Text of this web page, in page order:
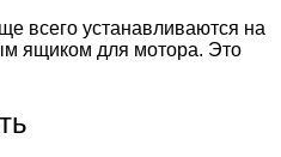
устанавливаются на
ящиком для мотора. Это